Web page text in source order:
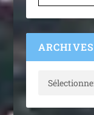
ARCHIVES